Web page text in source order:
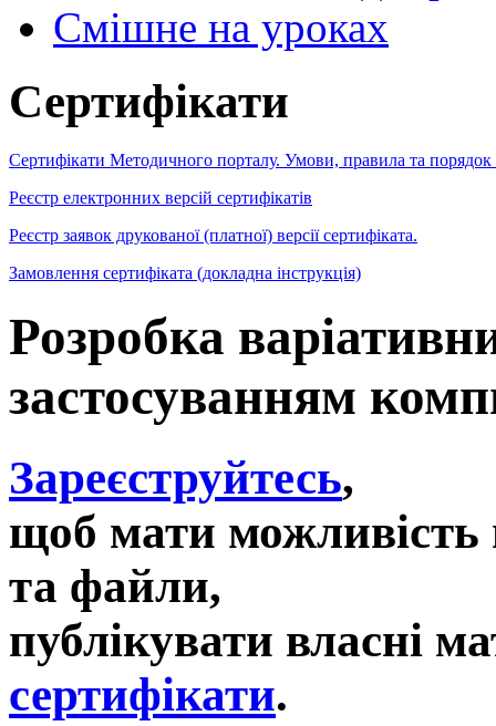
Cмішне на уроках
Сертифікати
Сертифікати Методичного порталу. Умови, правила та порядок
Реєстр електронних версій сертифікатів
Реєстр заявок друкованої (платної) версії сертифіката.
Замовлення сертифіката (докладна інструкція)
Розробка
застосуванням
Зареєструйтесь,
щоб мати можливість
та файли,
публікувати власні
сертифікати.